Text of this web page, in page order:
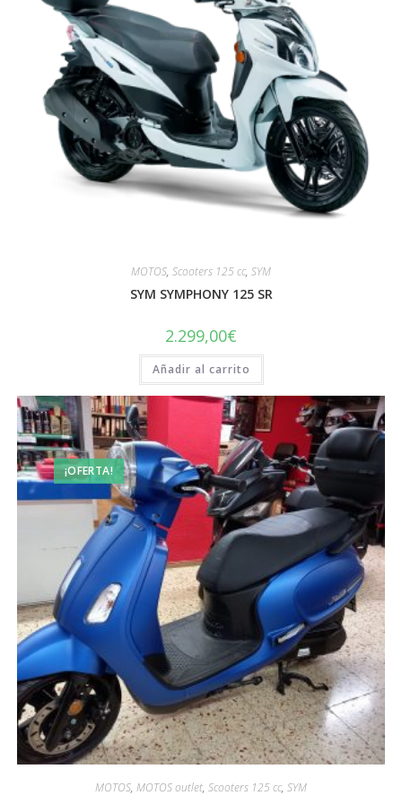
MOTOS, Scooters 125 cc, SYM
SYM SYMPHONY 125 SR
2.299,00€
Añadir al carrito
¡OFERTA!
MOTOS, MOTOS outlet, Scooters 125 cc, SYM